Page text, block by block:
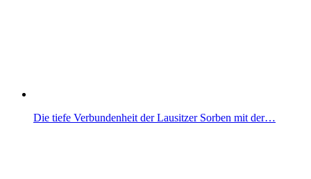
Die tiefe Verbundenheit der Lausitzer Sorben mit der…